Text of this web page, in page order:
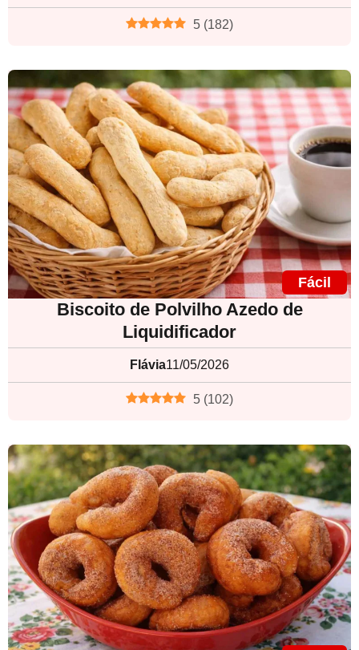
5 (182)
Fácil
Biscoito de Polvilho Azedo de
Liquidificador
Flávia11/05/2026
5 (102)